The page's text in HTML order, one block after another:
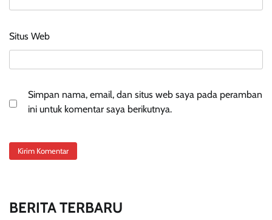
Situs Web
Simpan nama, email, dan situs web saya pada peramban
ini untuk komentar saya berikutnya.
BERITA TERBARU